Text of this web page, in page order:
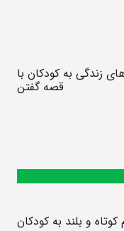
زندگی به کودکان با
قصه گفتن
و بلند به کودکان